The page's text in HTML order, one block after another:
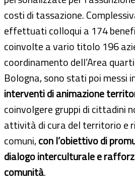
costi di tassazione.
effettuati colloqui a 174
coinvolte a vario titolo 196
coordinamento dell’Area
Bologna, sono stati poi messi
interventi di animazione
coinvolgere gruppi di cittadini
attività di cura del territorio e
comuni,con l’obiettivo di
dialogo interculturale e
comunità.